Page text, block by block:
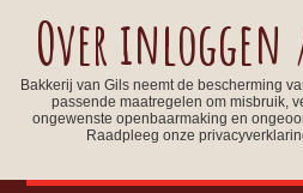
Over
Bakkerij van Gils neemt de bescherming
passende maatregelen om misbruik,
ongewenste openbaarmaking en
Raadpleeg onze